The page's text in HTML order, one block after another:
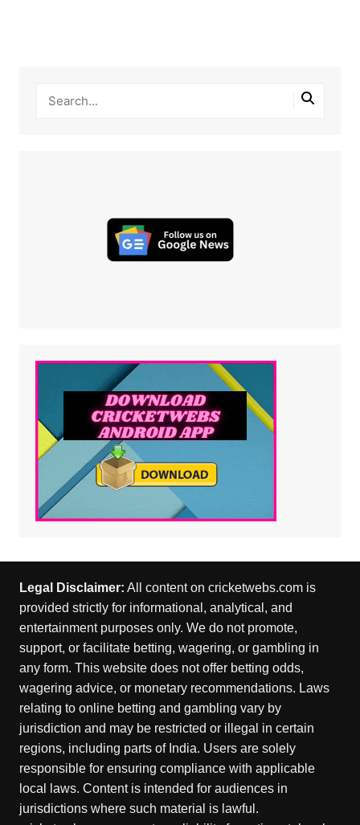
Legal Disclaimer: All content on cricketwebs.com is
provided strictly for informational, analytical, and
entertainment purposes only. We do not promote,
support, or facilitate betting, wagering, or gambling in
any form. This website does not offer betting odds,
wagering advice, or monetary recommendations. Laws
relating to online betting and gambling vary by
jurisdiction and may be restricted or illegal in certain
regions, including parts of India. Users are solely
responsible for ensuring compliance with applicable
local laws. Content is intended for audiences in
jurisdictions where such material is lawful.